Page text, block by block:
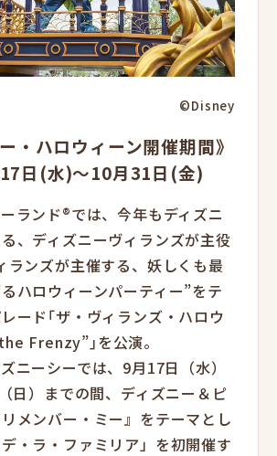
©Disney
・ハロウィーン開催期間》
日(水)～10月31日(金)
ランド®では、今年もディズニ
、ディズニーヴィランズが主役
ランズが主催する、妖しくも最
ハロウィーンパーティー”をテ
ード｢ザ・ヴィランズ・ハロウ
Frenzy”｣を公演。
ニーシーでは、9月17日（水）
日）までの間、ディズニー＆ピ
メンバー・ミー』をテーマとし
・ラ・ファミリア」を初開催す